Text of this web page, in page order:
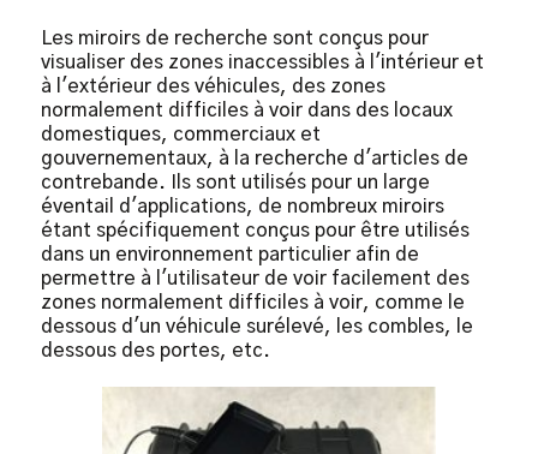
Les miroirs de recherche sont conçus pour
visualiser des zones inaccessibles à l'intérieur et
à l'extérieur des véhicules, des zones
normalement difficiles à voir dans des locaux
domestiques, commerciaux et
gouvernementaux, à la recherche d'articles de
contrebande. Ils sont utilisés pour un large
éventail d'applications, de nombreux miroirs
étant spécifiquement conçus pour être utilisés
dans un environnement particulier afin de
permettre à l'utilisateur de voir facilement des
zones normalement difficiles à voir, comme le
dessous d'un véhicule surélevé, les combles, le
dessous des portes, etc.